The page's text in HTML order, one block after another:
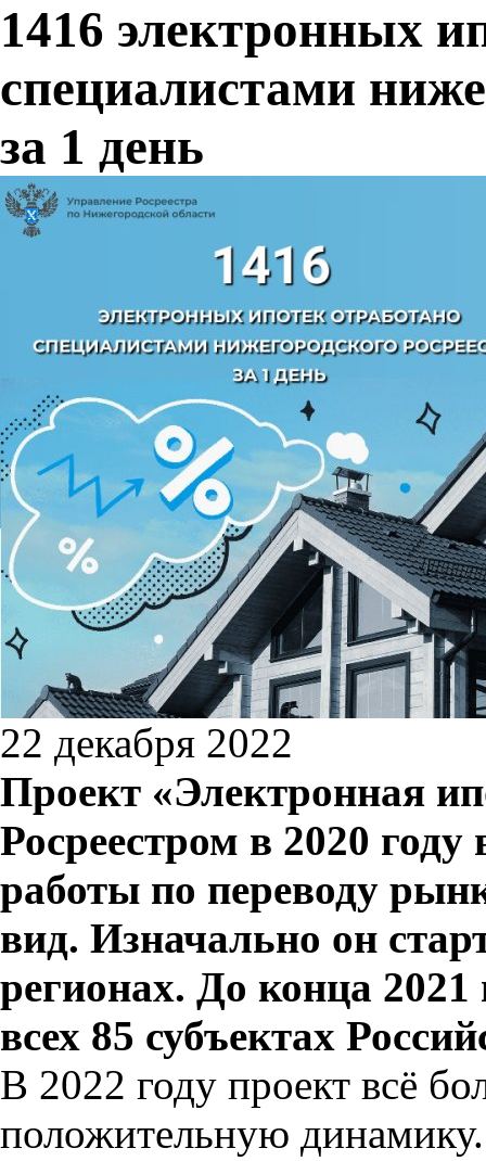
1416 электронных
специалистами
за 1 день
22 декабря 2022
Проект «Электронная
Росреестром в 2020
работы по переводу
вид. Изначально он
регионах. До конца 2021
всех 85 субъектах
В 2022 году проект всё
положительную динамику.